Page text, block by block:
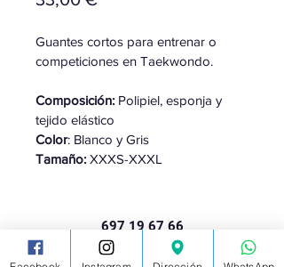
Guantes cortos para entrenar o
competiciones en Taekwondo.
Composición: Polipiel, esponja y
tejido elástico
Color: Blanco y Gris
Tamaño: XXXS-XXXL
697 19 67 66
C. Alcalde López Uceda, 23, Huétor Vega, Granada